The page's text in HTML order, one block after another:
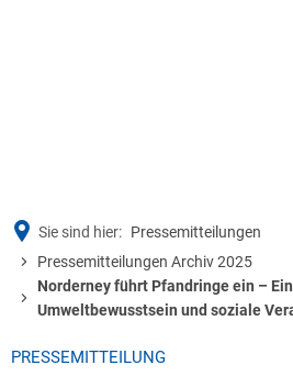
Sie sind hier: Pressemitteilungen
Pressemitteilungen Archiv 2025
Norderney führt Pfandringe ein –
Umweltbewusstsein und soziale
PRESSEMITTEILUNG